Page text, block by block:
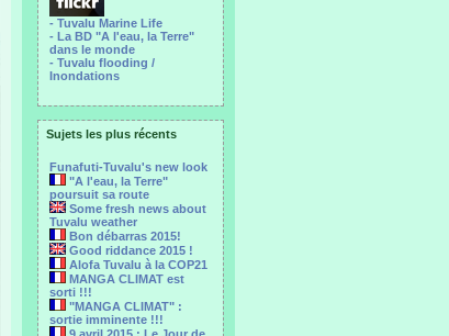
- Tuvalu Marine Life
- La BD "A l'eau, la Terre"
dans le monde
- Tuvalu flooding /
Inondations
Sujets les plus récents
Funafuti-Tuvalu's new look
"A l'eau, la Terre"
poursuit sa route
Some fresh news about
Tuvalu weather
Bon débarras 2015!
Good riddance 2015 !
Alofa Tuvalu à la COP21
MANGA CLIMAT est
sorti !!!
"MANGA CLIMAT" :
sortie imminente !!!